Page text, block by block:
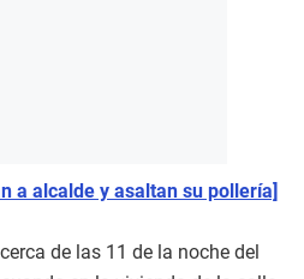
a alcalde y asaltan su pollería]
de las 11 de la noche del